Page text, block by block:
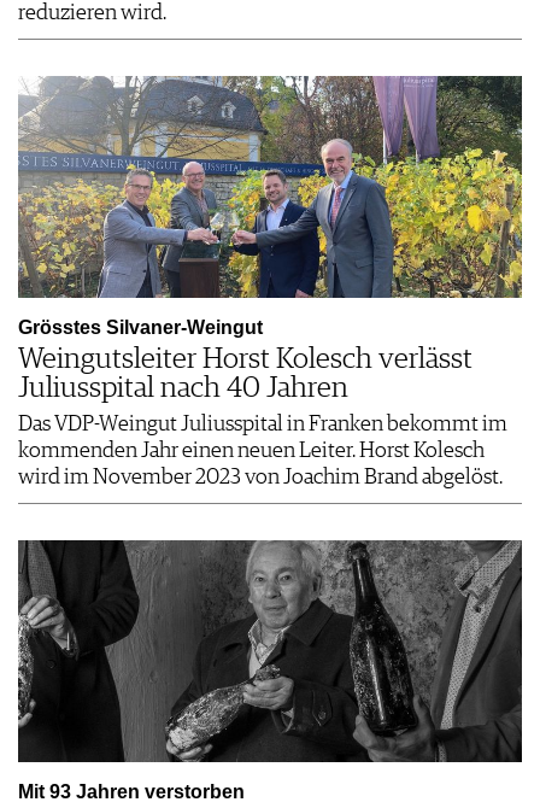
reduzieren wird.
Grösstes Silvaner-Weingut
Weingutsleiter Horst Kolesch verlässt
Juliusspital nach 40 Jahren
Das VDP-Weingut Juliusspital in Franken bekommt im
kommenden Jahr einen neuen Leiter. Horst Kolesch
wird im November 2023 von Joachim Brand abgelöst.
Mit 93 Jahren verstorben